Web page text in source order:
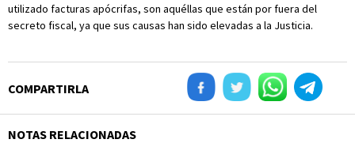
utilizado facturas apócrifas, son aquéllas que están por fuera del
secreto fiscal, ya que sus causas han sido elevadas a la Justicia.
COMPARTIRLA
NOTAS RELACIONADAS